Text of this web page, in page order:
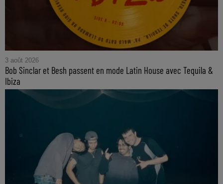
3 août 2026
Bob Sinclar et Besh passent en mode Latin House avec Tequila &
Ibiza